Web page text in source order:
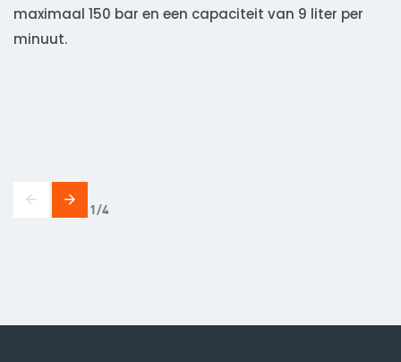
maximaal 150 bar en een capaciteit van 9 liter per
minuut.
1 4